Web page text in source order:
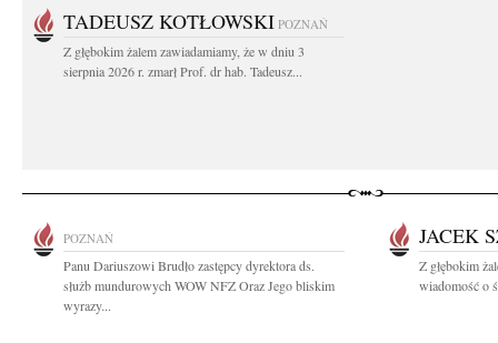
TADEUSZ KOTŁOWSKI POZNAŃ
Z głębokim żalem zawiadamiamy, że w dniu 3
sierpnia 2026 r. zmarł Prof. dr hab. Tadeusz...
POZNAŃ
Panu Dariuszowi Brudło zastępcy dyrektora ds.
służb mundurowych WOW NFZ Oraz Jego bliskim
wyrazy...
JACEK
Z głębokim
wiadomość o